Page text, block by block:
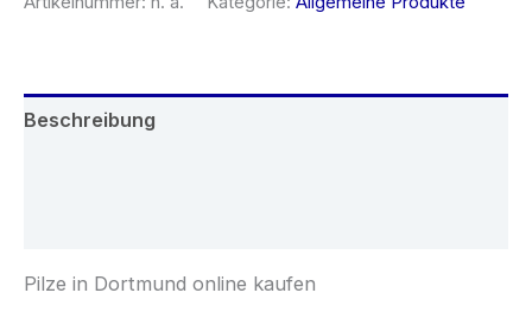
Beschreibung
Pilze in Dortmund online kaufen